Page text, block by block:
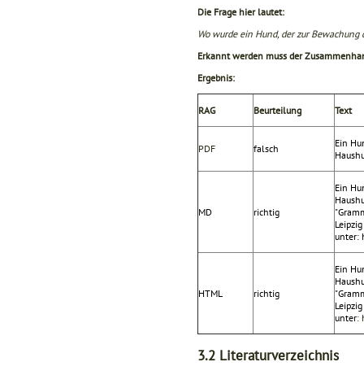
Die Frage hier lautet:
Wo wurde ein Hund, der zur
Erkannt werden muss der
Ergebnis:
RAG Beurteilung Text
PDF falsch
Ein
MD richtig
Ein
unter:
HTML richtig
Ein
unter:
3.2 Literaturverzeichnis